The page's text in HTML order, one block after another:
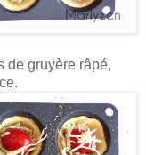
de gruyère râpé,